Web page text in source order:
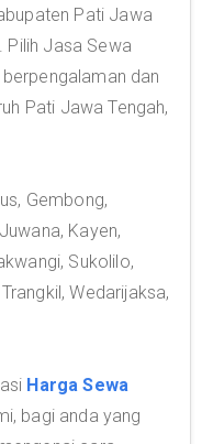
Pati Jawa
Pilih Jasa Sewa
dan
Pati Jawa Tengah,
Gembong,
Kayen,
Sukolilo,
Wedarijaksa,
Harga Sewa
bagi anda yang